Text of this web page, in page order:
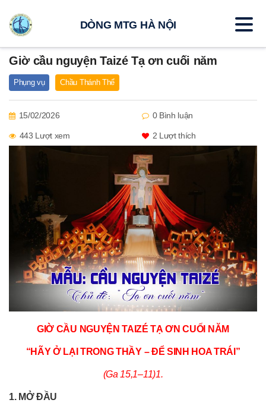
Giờ cầu nguyện Taizé Tạ ơn cuối năm
Phụng vụ Chầu Thánh Thể
15/02/2026 0 Bình luận
443 Lượt xem 2 Lượt thích
GIỜ CẦU NGUYỆN TAIZÉ TẠ ƠN CUỐI NĂM
“HÃY Ở LẠI TRONG THẦY – ĐỂ SINH HOA TRÁI”
(Ga 15,1–11)1.
1. MỞ ĐẦU
DÒNG MTG HÀ NỘI